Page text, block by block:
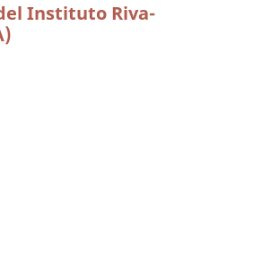
Instituto Riva-